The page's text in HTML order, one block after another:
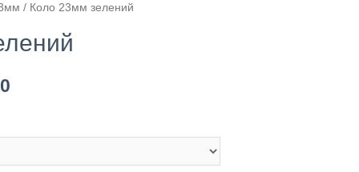
/ Коло 23мм зелений